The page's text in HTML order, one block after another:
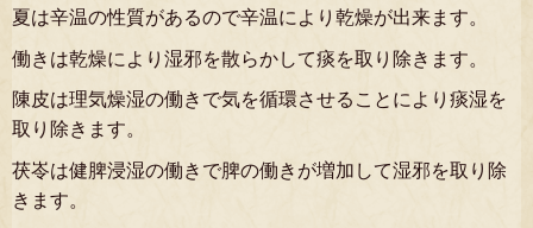
夏は辛温の性質があるので辛温により乾燥が出来ます。
働きは乾燥により湿邪を散らかして痰を取り除きます。
陳皮は理気燥湿の働きで気を循環させることにより痰湿を
取り除きます。
茯岺は健脾浸湿の働きで脾の働きが増加して湿邪を取り除
きます。